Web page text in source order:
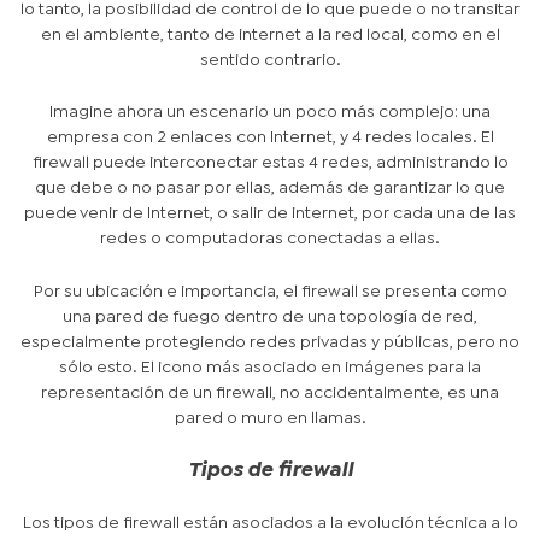
lo tanto, la posibilidad de control de lo que puede o no transitar
en el ambiente, tanto de internet a la red local, como en el
sentido contrario.
Imagine ahora un escenario un poco más complejo: una
empresa con 2 enlaces con Internet, y 4 redes locales. El
firewall puede interconectar estas 4 redes, administrando lo
que debe o no pasar por ellas, además de garantizar lo que
puede venir de Internet, o salir de internet, por cada una de las
redes o computadoras conectadas a ellas.
Por su ubicación e importancia, el firewall se presenta como
una pared de fuego dentro de una topología de red,
especialmente protegiendo redes privadas y públicas, pero no
sólo esto. El icono más asociado en imágenes para la
representación de un firewall, no accidentalmente, es una
pared o muro en llamas.
Tipos de firewall
Los tipos de firewall están asociados a la evolución técnica a lo